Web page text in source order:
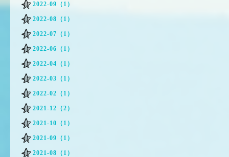
2022-09（1）
2022-08（1）
2022-07（1）
2022-06（1）
2022-04（1）
2022-03（1）
2022-02（1）
2021-12（2）
2021-10（1）
2021-09（1）
2021-08（1）